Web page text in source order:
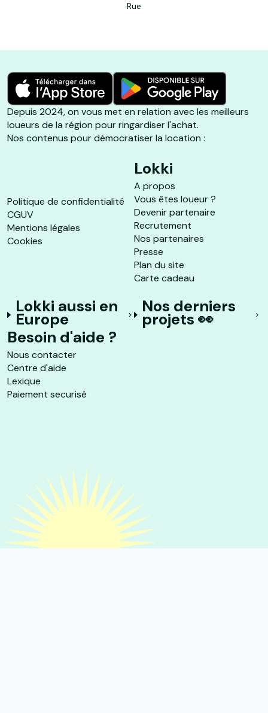
Rue
Depuis 2024, on vous met en relation avec les meilleurs
loueurs de la région pour ringardiser l'achat.
Nos contenus pour démocratiser la location :
Politique de confidentialité
CGUV
Mentions légales
Cookies
Lokki
A propos
Vous êtes loueur ?
Devenir partenaire
Recrutement
Nos partenaires
Presse
Plan du site
Carte cadeau
Lokki aussi en
Europe
Nos derniers
projets 👀
Besoin d'aide ?
Nous contacter
Centre d'aide
Lexique
Paiement securisé